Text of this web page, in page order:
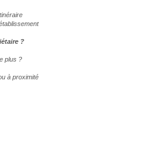
?
plus ?
à proximité